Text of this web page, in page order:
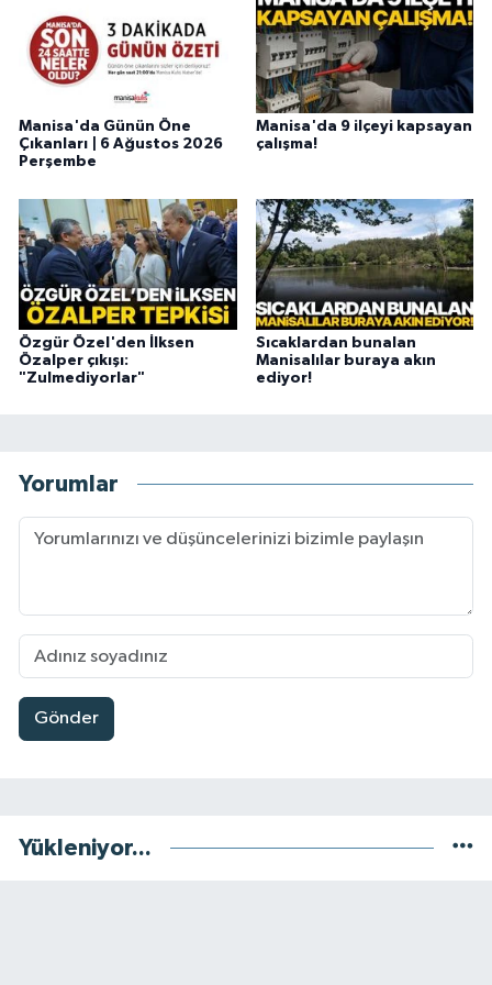
Manisa'da Günün Öne
Çıkanları | 6 Ağustos 2026
Perşembe
Manisa'da 9 ilçeyi kapsayan
çalışma!
Özgür Özel'den İlksen
Özalper çıkışı:
"Zulmediyorlar"
Sıcaklardan bunalan
Manisalılar buraya akın
ediyor!
Yorumlar
Gönder
Yükleniyor...